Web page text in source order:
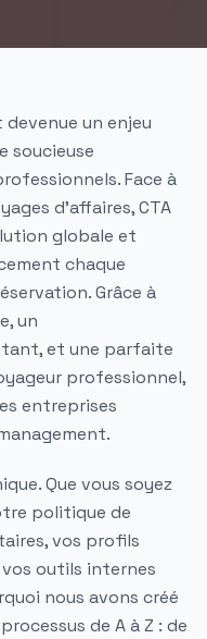
devenue un enjeu
soucieuse
. Face à
d'affaires, CTA
globale et
chaque
. Grâce à
un
et une parfaite
professionnel,
entreprises
.
Que vous soyez
politique de
vos profils
outils internes
nous avons créé
processus de A à Z : de